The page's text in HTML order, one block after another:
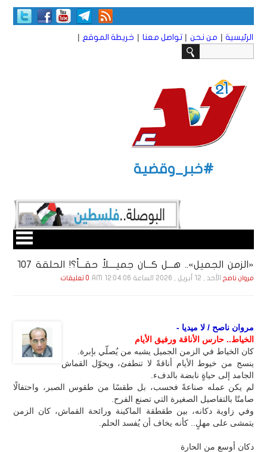
الرئيسية | من نحن | تواصل معنا | خريطة الموقع |
#خبر_وقضية
«الزمن الجميل».. هـــل كـــان جميــــلاً حقـــاً؟! الحلقة ١٠7
مروان ناصح الأحد , 12 أبـريـل , 2026 الساعة 12:04:06 AM 0 تعليقات
مروان ناصح / لا ميديا -
الخياط.. حارس الأناقة ورفيق الأيام
كان الخياط في الزمن الجميل يشبه من يُصلّي بإبرة.
ينسج من خيوط الأيام أناقةً لا تنطفئ، ويحوّل القماش
الجامد إلى حياةٍ نابضة بالدفء.
لم يكن عمله صناعةً فحسب، بل طقسًا من طقوس الصبر، واحتفالًا
صامتًا بالتفاصيل الصغيرة التي تصنع الفرح.
وفي زاوية دكانه، بين طقطقة الماكينة ورائحة القماش، كان الزمن
يتمشى على مهلٍ.. كأنه يخاف أن يُفسد الحلم.
دكان أوسع من الحارة